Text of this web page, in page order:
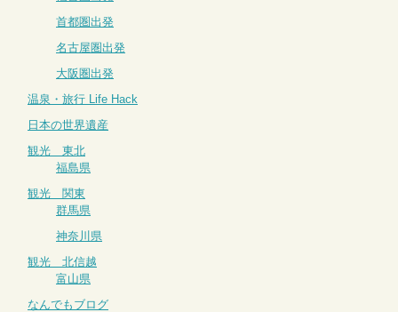
首都圏出発
名古屋圏出発
大阪圏出発
温泉・旅行 Life Hack
日本の世界遺産
観光 東北
福島県
観光 関東
群馬県
神奈川県
観光 北信越
富山県
なんでもブログ